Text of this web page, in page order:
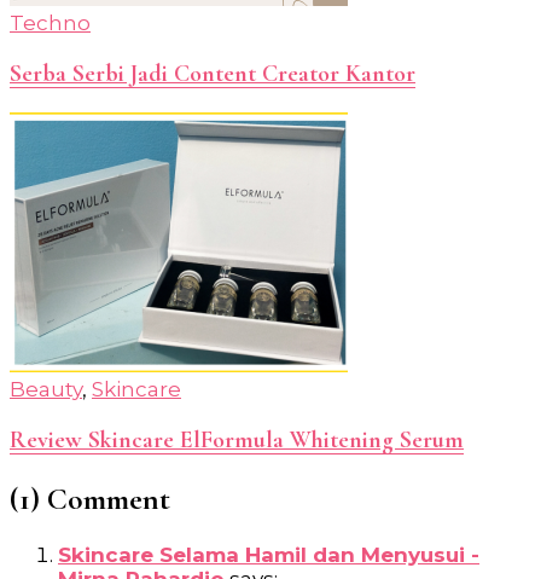
Techno
Serba Serbi Jadi Content Creator Kantor
Beauty, Skincare
Review Skincare ElFormula Whitening Serum
(1) Comment
Skincare Selama Hamil dan Menyusui -